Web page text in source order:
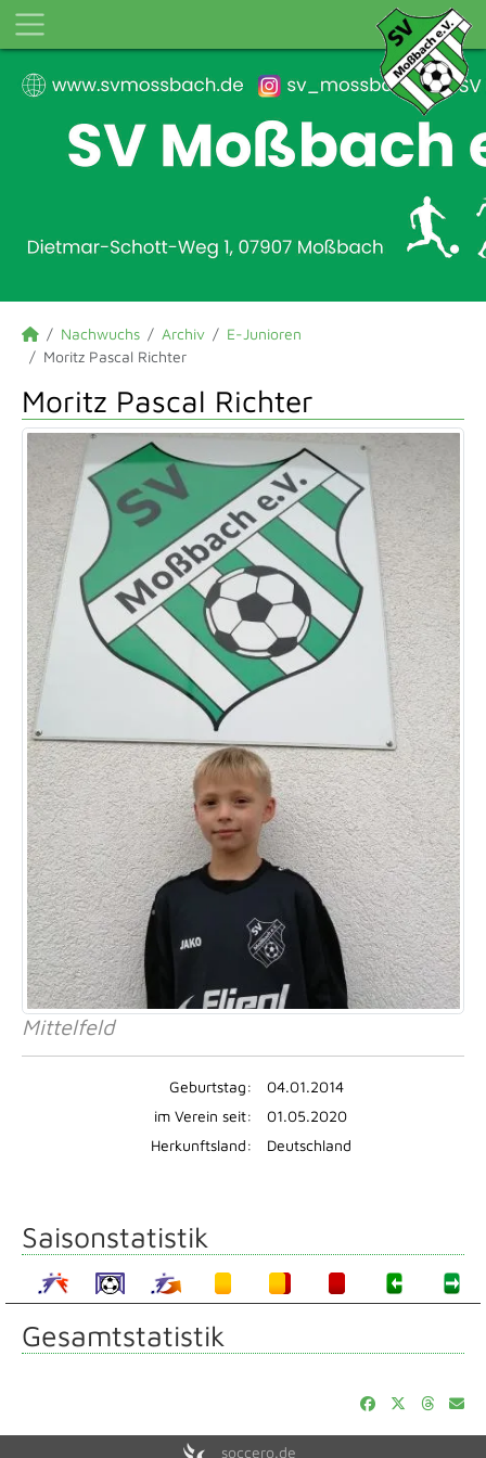
Nachwuchs Archiv
E-Junioren
Moritz Pascal Richter
Moritz Pascal Richter
Mittelfeld
Geburtstag:
04.01.2014
im Verein seit:
01.05.2020
Herkunftsland:
Deutschland
Saisonstatistik
Gesamtstatistik
soccero.de